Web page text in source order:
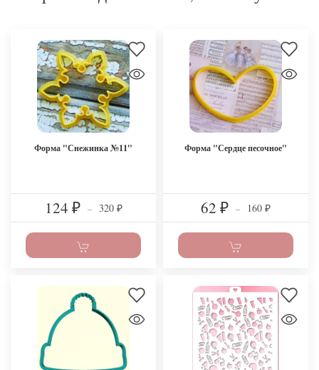
Форма "Снежинка №11"
124 ₽ – 320 ₽
Форма "Сердце песочное"
62 ₽ – 160 ₽